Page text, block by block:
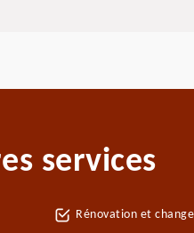
services
Rénovation et